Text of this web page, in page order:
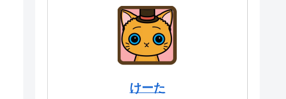
けーた